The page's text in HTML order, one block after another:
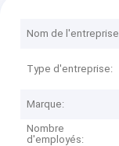
Nom de l'entreprise
Type d'entreprise:
Marque:
Nombre
d'employés: